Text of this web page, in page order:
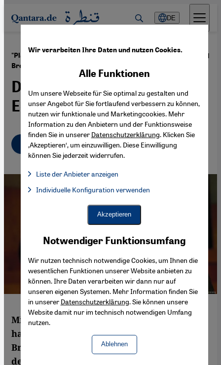
Direkt zum Inhalt springen
DE
"Places of Mind: A Life of Edward Said" von Timothy
Brennan
·13.07.2021
Das Vermächtnis von
Edward Said
Deutsch English عربي
Mit "Places of Mind: A Life of Edward Said“
hat der Kulturwisseschaftler Timothy
Brennan von der Universität Minnesota in
den USA die detaillierte Biographie eines
Wir verarbeiten Ihre Daten und nutzen Cookies.
Notwendiger Funktionsumfang
Wir nutzen technisch notwendige Cookies, um Ihnen die
wesentlichen Funktionen unserer Website anbieten zu
können. Ihre Daten verarbeiten wir dann nur auf
unseren eigenen Systemen. Mehr Information finden Sie
in unserer Datenschutzerklärung. Sie können unsere
Website damit nur im technisch notwendigen Umfang
nutzen.
Ablehnen
Alle Funktionen
Um unsere Webseite für Sie optimal zu gestalten und
unser Angebot für Sie fortlaufend verbessern zu können,
nutzen wir funktionale und Marketingcookies. Mehr
Information zu den Anbietern und der Funktionsweise
finden Sie in unserer Datenschutzerklärung. Klicken Sie
‚Akzeptieren‘, um einzuwilligen. Diese Einwilligung
können Sie jederzeit widerrufen.
Liste der Anbieter anzeigen
Facebook Embed / Facebook Connect, Google Maps Embed,
Facebook Embed / Facebook Connect
Google Maps Embed
Individuelle Konfiguration verwenden
Akzeptieren